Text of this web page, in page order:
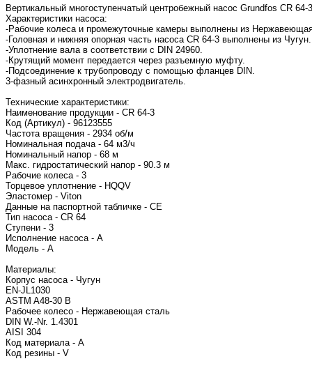
Вертикальный многоступенчатый центробежный насос Grundfos CR
Характеристики насоса:
-Рабочие колеса и промежуточные камеры выполнены из
-Головная и нижняя опорная часть насоса CR 64-3 выполнены из Чугун.
-Уплотнение вала в соответствии с DIN 24960.
-Крутящий момент передается через разъемную муфту.
-Подсоединение к трубопроводу с помощью фланцев DIN.
3-фазный асинхронный электродвигатель.
Технические характеристики:
Наименование продукции - CR 64-3
Код (Артикул) - 96123555
Частота вращения - 2934 об/м
Номинальная подача - 64 м3/ч
Номинальный напор - 68 м
Макс. гидростатический напор - 90.3 м
Рабочие колеса - 3
Торцевое уплотнение - HQQV
Эластомер - Viton
Данные на паспортной табличке - CE
Тип насоса - CR 64
Ступени - 3
Исполнение насоса - A
Модель - A
Материалы:
Корпус насоса - Чугун
EN-JL1030
ASTM A48-30 B
Рабочее колесо - Нержавеющая сталь
DIN W.-Nr. 1.4301
AISI 304
Код материала - A
Код резины - V